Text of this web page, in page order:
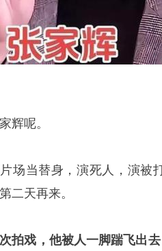
辉呢。
场当替身，演死人，演被
二天再来。
拍戏，他被人一脚踹飞出